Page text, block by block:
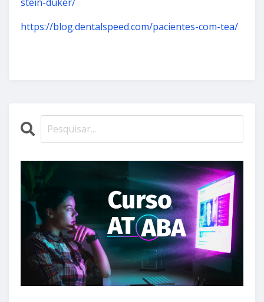
https://blog.dentalspeed.com/pacientes-com-tea/